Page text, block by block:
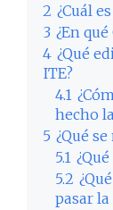
2 ¿Cuál
3 ¿En
4 ¿Qué
ITE?
4.1
hecho
5 ¿Qué
5.1
5.2
pasar la